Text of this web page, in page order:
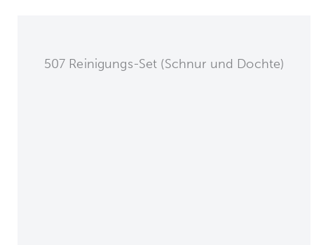
507 Reinigungs-Set (Schnur und Dochte)